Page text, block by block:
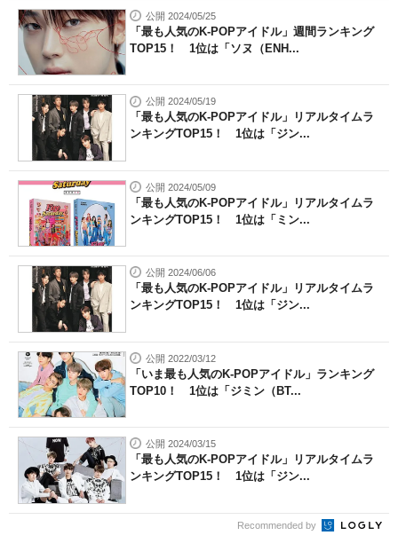
公開 2024/05/25
「最も人気のK-POPアイドル」週間ランキング
TOP15！ 1位は「ソヌ（ENH...
公開 2024/05/19
「最も人気のK-POPアイドル」リアルタイムラ
ンキングTOP15！ 1位は「ジン...
公開 2024/05/09
「最も人気のK-POPアイドル」リアルタイムラ
ンキングTOP15！ 1位は「ミン...
公開 2024/06/06
「最も人気のK-POPアイドル」リアルタイムラ
ンキングTOP15！ 1位は「ジン...
公開 2022/03/12
「いま最も人気のK-POPアイドル」ランキング
TOP10！ 1位は「ジミン（BT...
公開 2024/03/15
「最も人気のK-POPアイドル」リアルタイムラ
ンキングTOP15！ 1位は「ジン...
Recommended by